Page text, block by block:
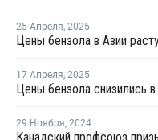
25 Апреля, 2025
Цены бензола в Азии
17 Апреля, 2025
Цены бензола снизились в
29 Ноября, 2024